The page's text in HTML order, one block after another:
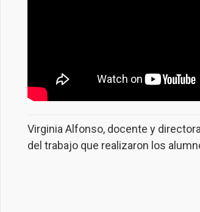
Virginia Alfonso, docente y
del trabajo que realizaron los